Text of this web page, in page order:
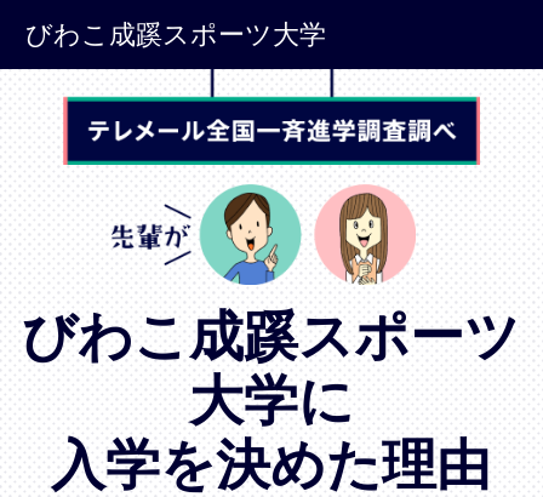
びわこ成蹊スポーツ大学
びわこ成蹊スポーツ
大学に
入学を決めた理由